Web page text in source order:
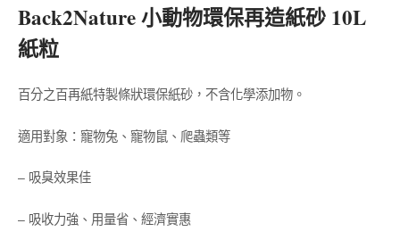
Back2Nature 小動物環保再造紙砂 10L
紙粒
百分之百再紙特製條狀環保紙砂，不含化學添加物。
適用對象：寵物兔、寵物鼠、爬蟲類等
– 吸臭效果佳
– 吸收力強、用量省、經濟實惠